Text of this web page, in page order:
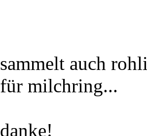
sammelt auch
für milchring...
danke!